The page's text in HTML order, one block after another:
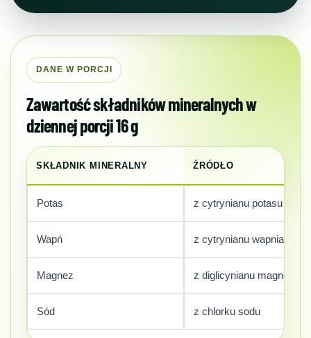
DANE W PORCJI
Zawartość składników mineralnych w
dziennej porcji 16 g
SKŁADNIK MINERALNY ŹRÓDŁO
Potas z cytrynianu potasu
Wapń z cytrynianu wapnia
Magnez z diglicynianu magnezu
Sód z chlorku sodu